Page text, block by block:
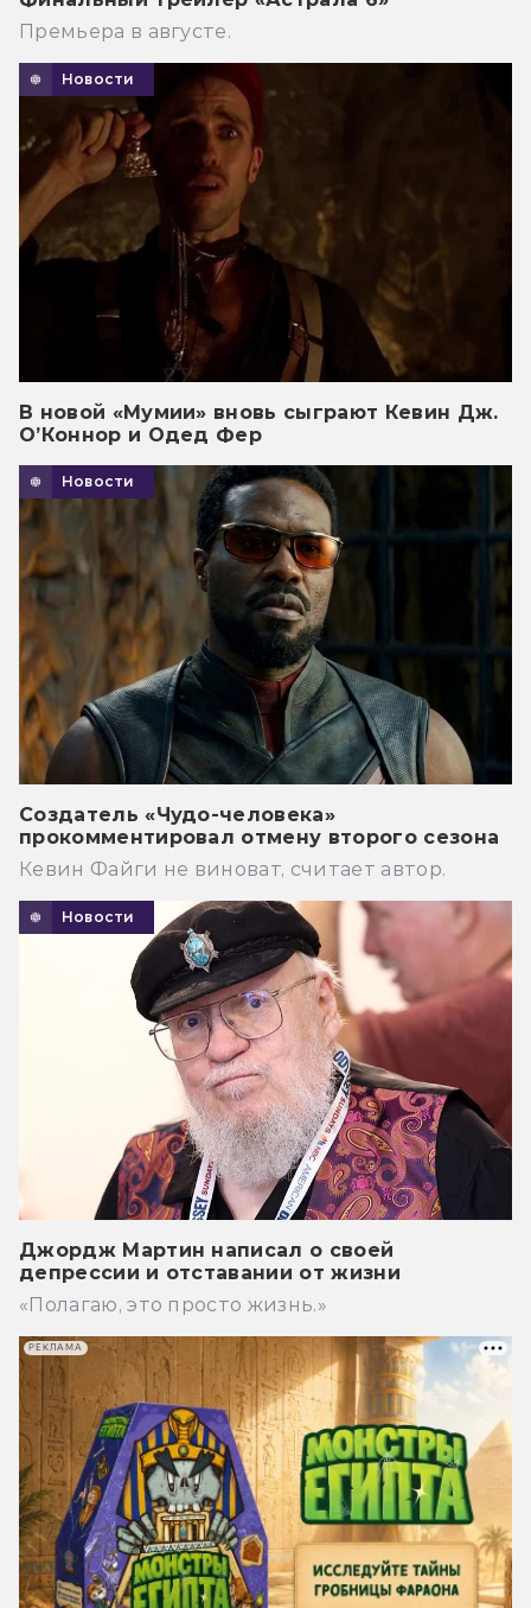
Премьера в августе.
Новости
В новой «Мумии» вновь сыграют Кевин Дж.
О’Коннор и Одед Фер
Новости
Создатель «Чудо-человека»
прокомментировал отмену второго сезона
Кевин Файги не виноват, считает автор.
Новости
Джордж Мартин написал о своей
депрессии и отставании от жизни
«Полагаю, это просто жизнь.»
РЕКЛАМА